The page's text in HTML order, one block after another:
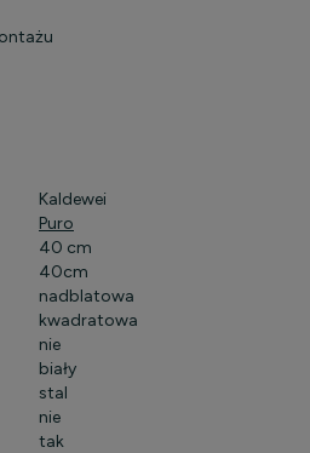
Kaldewei
Puro
40 cm
40cm
nadblatowa
kwadratowa
nie
biały
stal
nie
tak